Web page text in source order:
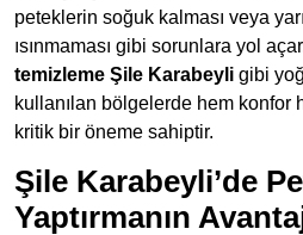
peteklerin soğuk kalması veya
ısınmaması gibi sorunlara yol
temizleme Şile Karabeyli gibi
kullanılan bölgelerde hem konfor
kritik bir öneme sahiptir.
Şile Karabeyli’de
Yaptırmanın